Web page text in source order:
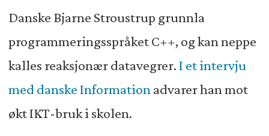
Danske Bjarne Stroustrup grunnla
programmeringsspråket C++, og kan neppe
kalles reaksjonær datavegrer. I et intervju
med danske Informationadvarer han mot
økt IKT-bruk i skolen.